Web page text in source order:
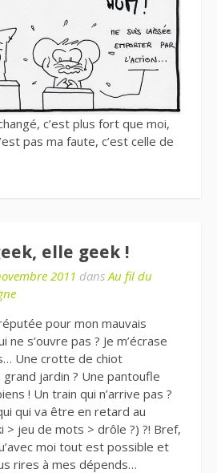
c’est plus fort que moi,
pas ma faute, c’est celle de
elle geek !
2011 dans Au fil du
pour mon mauvais
ne s’ouvre pas ? Je m’écrase
Une crotte de chiot
jardin ? Une pantoufle
! Un train qui n’arrive pas ?
qui va être en retard au
> jeu de mots > drôle ?) ?! Bref,
moi tout est possible et
rires à mes dépends…